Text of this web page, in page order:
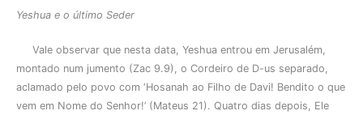
Yeshua e o último Seder
Vale observar que nesta data, Yeshua entrou em Jerusalém,
montado num jumento (Zac 9.9), o Cordeiro de D-us separado,
aclamado pelo povo com ‘Hosanah ao Filho de Davi! Bendito o que
vem em Nome do Senhor!’ (Mateus 21). Quatro dias depois, Ele